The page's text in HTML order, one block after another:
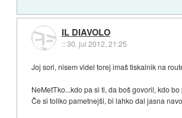
IL DIAVOLO
::30. jul 2012, 21:25
Joj sori, nisem videl torej imaš tiskalnik na
NeMetTko...kdo pa si ti, da boš govoril, kdo
Če si toliko pametnejši, bi lahko dal jasna